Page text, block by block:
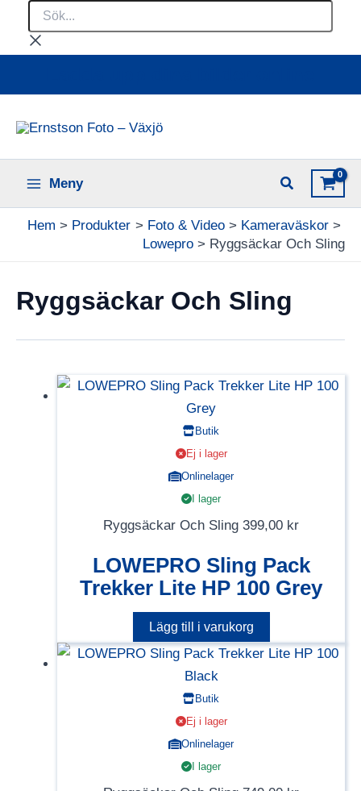
innehåll
Sök...
Meny
Hem Produkter Foto & Video
Kameraväskor
Lowepro
Ryggsäckar Och Sling
Ryggsäckar Och Sling
Butik
Ej i lager
Onlinelager
I lager
Ryggsäckar Och Sling 399,00 kr
LOWEPRO Sling Pack
Trekker Lite HP 100 Grey
Lägg till i varukorg
Butik
Ej i lager
Onlinelager
I lager